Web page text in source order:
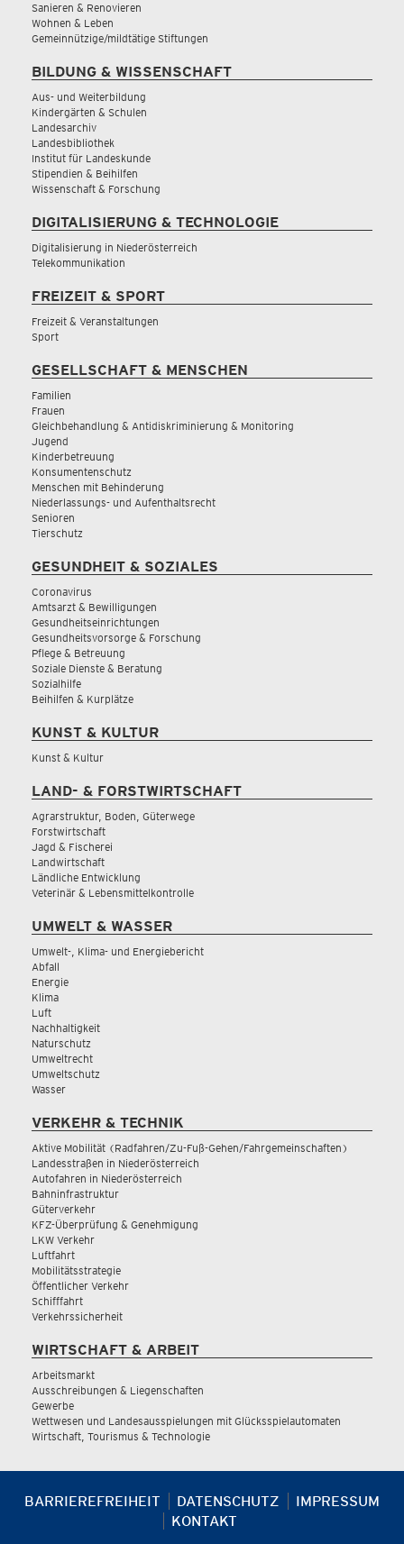
Sanieren & Renovieren
Wohnen & Leben
Gemeinnützige/mildtätige Stiftungen
BILDUNG & WISSENSCHAFT
Aus- und Weiterbildung
Kindergärten & Schulen
Landesarchiv
Landesbibliothek
Institut für Landeskunde
Stipendien & Beihilfen
Wissenschaft & Forschung
DIGITALISIERUNG & TECHNOLOGIE
Digitalisierung in Niederösterreich
Telekommunikation
FREIZEIT & SPORT
Freizeit & Veranstaltungen
Sport
GESELLSCHAFT & MENSCHEN
Familien
Frauen
Gleichbehandlung & Antidiskriminierung & Monitoring
Jugend
Kinderbetreuung
Konsumentenschutz
Menschen mit Behinderung
Niederlassungs- und Aufenthaltsrecht
Senioren
Tierschutz
GESUNDHEIT & SOZIALES
Coronavirus
Amtsarzt & Bewilligungen
Gesundheitseinrichtungen
Gesundheitsvorsorge & Forschung
Pflege & Betreuung
Soziale Dienste & Beratung
Sozialhilfe
Beihilfen & Kurplätze
KUNST & KULTUR
Kunst & Kultur
LAND- & FORSTWIRTSCHAFT
Agrarstruktur, Boden, Güterwege
Forstwirtschaft
Jagd & Fischerei
Landwirtschaft
Ländliche Entwicklung
Veterinär & Lebensmittelkontrolle
UMWELT & WASSER
Umwelt-, Klima- und Energiebericht
Abfall
Energie
Klima
Luft
Nachhaltigkeit
Naturschutz
Umweltrecht
Umweltschutz
Wasser
VERKEHR & TECHNIK
Aktive Mobilität (Radfahren/Zu-Fuß-Gehen/Fahrgemeinschaften)
Landesstraßen in Niederösterreich
Autofahren in Niederösterreich
Bahninfrastruktur
Güterverkehr
KFZ-Überprüfung & Genehmigung
LKW Verkehr
Luftfahrt
Mobilitätsstrategie
Öffentlicher Verkehr
Schifffahrt
Verkehrssicherheit
WIRTSCHAFT & ARBEIT
Arbeitsmarkt
Ausschreibungen & Liegenschaften
Gewerbe
Wettwesen und Landesausspielungen mit Glücksspielautomaten
Wirtschaft, Tourismus & Technologie
BARRIEREFREIHEIT DATENSCHUTZ
IMPRESSUM
KONTAKT